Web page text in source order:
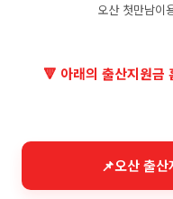
오산 첫만남이
🔻 아래의 출산지원금
📌오산 출